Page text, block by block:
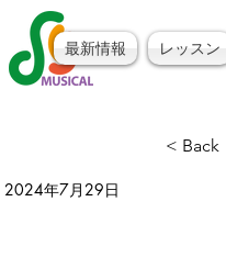
最新情報 レッスン
< Back
2024年7月29日